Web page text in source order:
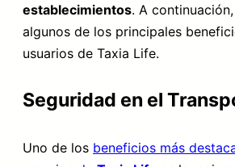
establecimientos. A
algunos de los principales
usuarios de Taxia Life.
Seguridad en el
Uno de los beneficios más